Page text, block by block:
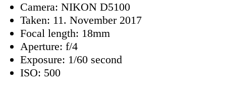
Camera: NIKON D5100
Taken: 11. November 2017
Focal length: 18mm
Aperture: f/4
Exposure: 1/60 second
ISO: 500